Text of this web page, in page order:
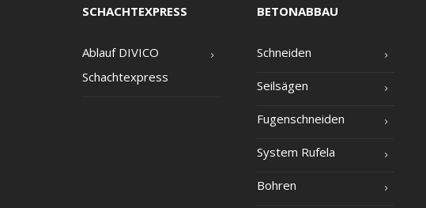
SCHACHTEXPRESS
Ablauf DIVICO
Schachtexpress
BETONABBAU
Schnei­den
Seil­sä­gen
Fugen­schnei­den
Sys­tem Rufela
Boh­ren